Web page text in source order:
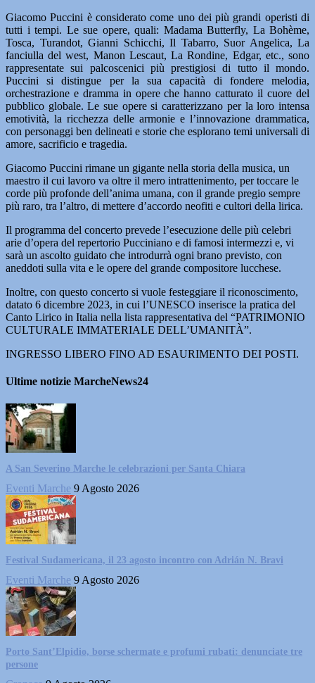
Giacomo Puccini è considerato come uno dei più grandi operisti di
tutti i tempi. Le sue opere, quali: Madama Butterfly, La Bohème,
Tosca, Turandot, Gianni Schicchi, Il Tabarro, Suor Angelica, La
fanciulla del west, Manon Lescaut, La Rondine, Edgar, etc., sono
rappresentate sui palcoscenici più prestigiosi di tutto il mondo.
Puccini si distingue per la sua capacità di fondere melodia,
orchestrazione e dramma in opere che hanno catturato il cuore del
pubblico globale. Le sue opere si caratterizzano per la loro intensa
emotività, la ricchezza delle armonie e l’innovazione drammatica,
con personaggi ben delineati e storie che esplorano temi universali di
amore, sacrificio e tragedia.
Giacomo Puccini rimane un gigante nella storia della musica, un
maestro il cui lavoro va oltre il mero intrattenimento, per toccare le
corde più profonde dell’anima umana, con il grande pregio sempre
più raro, tra l’altro, di mettere d’accordo neofiti e cultori della lirica.
Il programma del concerto prevede l’esecuzione delle più celebri
arie d’opera del repertorio Pucciniano e di famosi intermezzi e, vi
sarà un ascolto guidato che introdurrà ogni brano previsto, con
aneddoti sulla vita e le opere del grande compositore lucchese.
Inoltre, con questo concerto si vuole festeggiare il riconoscimento,
datato 6 dicembre 2023, in cui l’UNESCO inserisce la pratica del
Canto Lirico in Italia nella lista rappresentativa del “PATRIMONIO
CULTURALE IMMATERIALE DELL’UMANITÀ”.
INGRESSO LIBERO FINO AD ESAURIMENTO DEI POSTI.
Ultime notizie MarcheNews24
A San Severino Marche le celebrazioni per Santa Chiara
Eventi Marche 9 Agosto 2026
Festival Sudamericana, il 23 agosto incontro con Adrián N. Bravi
Eventi Marche 9 Agosto 2026
Porto Sant’Elpidio, borse schermate e profumi rubati: denunciate tre
persone